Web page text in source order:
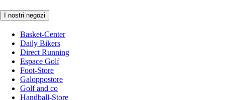
I nostri negozi
Basket-Center
Daily Bikers
Direct Running
Espace Golf
Foot-Store
Galoppostore
Golf and co
Handball-Store